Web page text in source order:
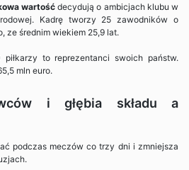
wartość decydują o ambicjach klubu w
Kadrę tworzy 25 zawodników o
ze średnim wiekiem 25,9 lat.
to reprezentanci swoich państw.
mln euro.
i głębia składu a
podczas meczów co trzy dni i zmniejsza